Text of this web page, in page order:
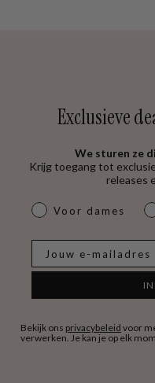
Exclusieve
We sturen ze
Krijg toegang tot
releases
dames & heren
Voor dames
Bekijk ons privacybeleid voor
verwerken. Je kan je op elk